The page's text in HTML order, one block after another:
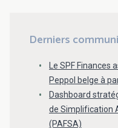
Derniers
Le SPF Finances
Peppol belge à
Dashboard
de Simplification
(PAFSA)